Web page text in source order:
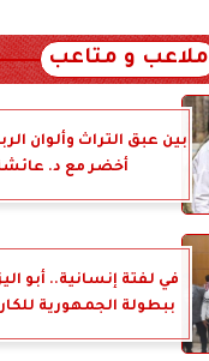
ملاعب و متاعب
بين عبق التراث وألوان
أخضر مع د.
في لفتة إنسانية.. أبو
ببطولة الجمهورية